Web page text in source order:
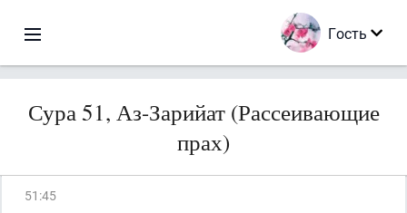
Гость
Сура 51, Аз-Зарийат (Рассеивающие
прах)
51 :45